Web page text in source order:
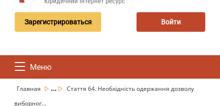
Зарегистрироваться Войти
Меню
Главная ...
Стаття 64. Необхідність одержання дозволу
виборног...